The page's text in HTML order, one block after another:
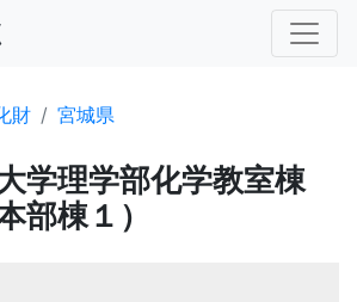
財 宮城県
学理学部化学教室棟
部棟１）